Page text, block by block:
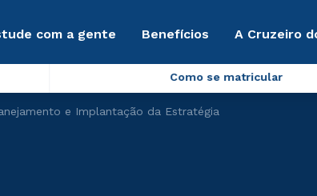
com a gente Benefícios A Cruzeiro
Como se matricular
e Implantação da Estratégia